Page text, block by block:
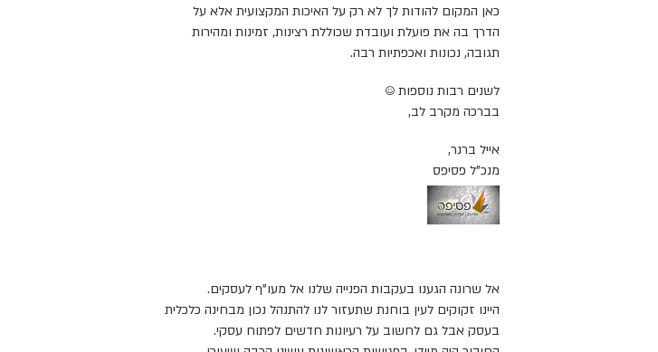
כאן המקום להודות לך לא רק על האיכות המקצועית אלא על
הדרך בה את פועלת ועובדת שכוללת רצינות, זמינות ומהירות
תגובה, נכונות ואכפתיות רבה.
לשנים רבות נוספות ☺
בברכה מקרב לב,
אייל ברנר,
מנכ"ל פסיפס
אל שרונה הגענו בעקבות הפנייה שלנו אל מעו"ף לעסקים.
היינו זקוקים לעין בוחנת שתעזור לנו להתנהל נכון מבחינה כלכלית
בעסק אבל גם לחשוב על רעיונות חדשים לפתוח עסקי.